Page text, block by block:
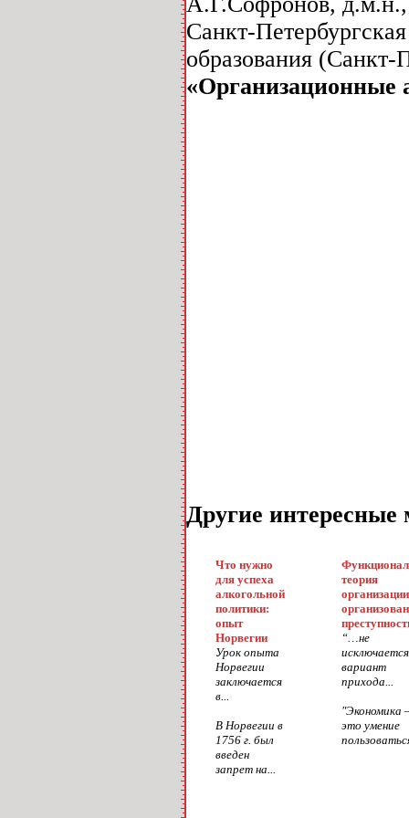
Санкт-
образования (Санкт-
«Организационные
Другие
Что нужно
для успеха
алкогольной
политики:
опыт
Норвегии
Урок опыта
Норвегии
заключается
в...
В Норвегии в
1756 г. был
введен
запрет на...
теория
“…не
вариант
прихода...
"Экономика
это умение